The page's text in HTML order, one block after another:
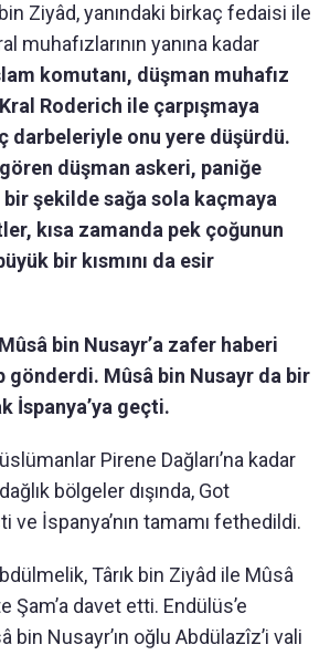
Ziyâd, yanındaki birkaç fedaisi ile
muhafızlarının yanına kadar
komutanı, düşman muhafız
Roderich ile çarpışmaya
darbeleriyle onu yere düşürdü.
düşman askeri, paniğe
bir şekilde sağa sola kaçmaya
kısa zamanda pek çoğunun
bir kısmını da esir
bin Nusayr’a zafer haberi
gönderdi. Mûsâ bin Nusayr da bir
İspanya’ya geçti.
Pirene Dağları’na kadar
bölgeler dışında, Got
ve İspanya’nın tamamı fethedildi.
Târık bin Ziyâd ile Mûsâ
Şam’a davet etti. Endülüs’e
bin Nusayr’ın oğlu Abdülazîz’i vali